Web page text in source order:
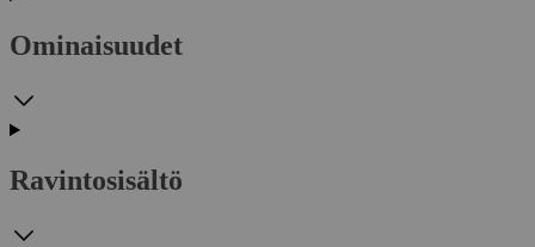
Ominaisuudet
Ravintosisältö